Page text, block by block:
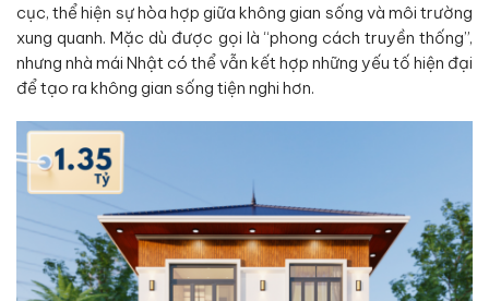
cục, thể hiện sự hòa hợp giữa không gian sống và môi trường
xung quanh. Mặc dù được gọi là “phong cách truyền thống”,
nhưng nhà mái Nhật có thể vẫn kết hợp những yếu tố hiện đại
để tạo ra không gian sống tiện nghi hơn.